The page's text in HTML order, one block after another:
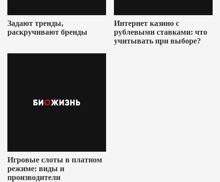
Задают тренды,
раскручивают бренды
Интернет казино с
рублевыми ставками: что
учитывать при выборе?
Игровые слоты в платном
режиме: виды и
производители